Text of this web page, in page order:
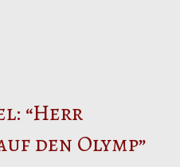
“Herr
den Olymp”